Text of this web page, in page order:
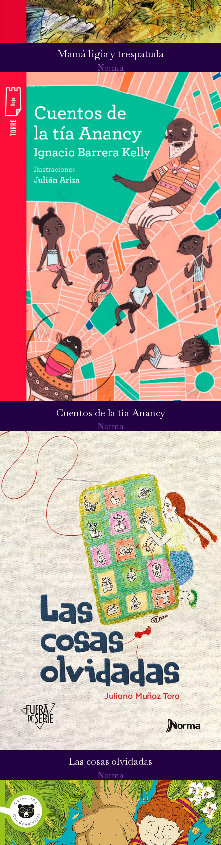
Mamá ligia y trespatuda
Norma
Cuentos de la tía Anancy
Norma
Las cosas olvidadas
Norma